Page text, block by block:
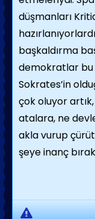
düşmanları
başkaldırma
demokratlar bu
Sokrates’in
çok oluyor
atalara, ne
akla vurup
şeye inanç